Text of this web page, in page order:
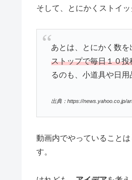
そして、とにかくストイ
あとは、とにかく数を
ストップで毎日１０
るのも、小道具や日用
出典：https://news.yahoo.co.jp/
動画内でやっていることは
す。